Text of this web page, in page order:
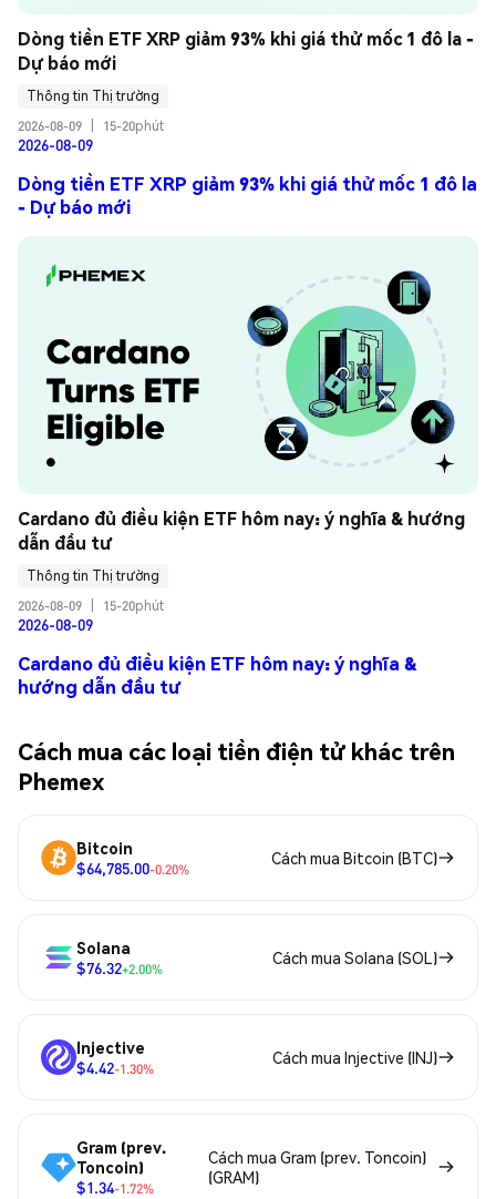
Dòng tiền ETF XRP giảm 93% khi giá thử mốc 1 đô la -
Dự báo mới
Thông tin Thị trường
2026-08-09
15-20phút
2026-08-09
Dòng tiền ETF XRP giảm 93% khi giá thử mốc 1 đô la
- Dự báo mới
Cardano đủ điều kiện ETF hôm nay: ý nghĩa & hướng
dẫn đầu tư
Thông tin Thị trường
2026-08-09
15-20phút
2026-08-09
Cardano đủ điều kiện ETF hôm nay: ý nghĩa &
hướng dẫn đầu tư
Cách mua các loại tiền điện tử khác trên
Phemex
Bitcoin
$64,785.00-0.20%
Cách mua Bitcoin (BTC)
Solana
$76.32+2.00%
Cách mua Solana (SOL)
Injective
$4.42-1.30%
Cách mua Injective (INJ)
Gram (prev.
Toncoin)
$1.34-1.72%
Cách mua Gram (prev. Toncoin)
(GRAM)